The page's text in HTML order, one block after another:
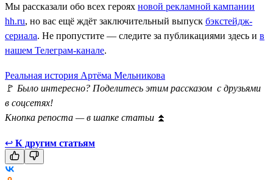
Мы рассказали обо всех героях новой рекламной кампании
hh.ru, но вас ещё ждёт заключительный выпуск бэкстейдж-
сериала. Не пропустите — следите за публикациями здесь и в
нашем Телеграм-канале.
Реальная история Артёма Мельникова
🚩 Было интересно? Поделитесь этим рассказом с друзьями
в соцсетях!
Кнопка репоста — в шапке статьи ⏫
↩ К другим статьям